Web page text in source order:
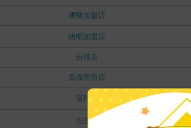
國醫加盟店
德明加盟店
台積店
嘉義耐斯店
環球店
左營店